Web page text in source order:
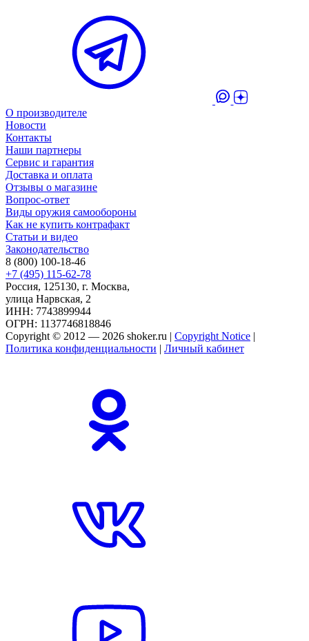
О производителе
Новости
Контакты
Наши партнеры
Сервис и гарантия
Доставка и оплата
Отзывы о магазине
Вопрос-ответ
Виды оружия самообороны
Как не купить контрафакт
Статьи и видео
Законодательство
8 (800) 100-18-46
+7 (495) 115-62-78
Россия, 125130, г. Москва,
улица Нарвская, 2
ИНН: 7743899944
ОГРН: 1137746818846
Copyright © 2012 — 2026 shoker.ru | Copyright Notice |
Политика конфиденциальности | Личный кабинет